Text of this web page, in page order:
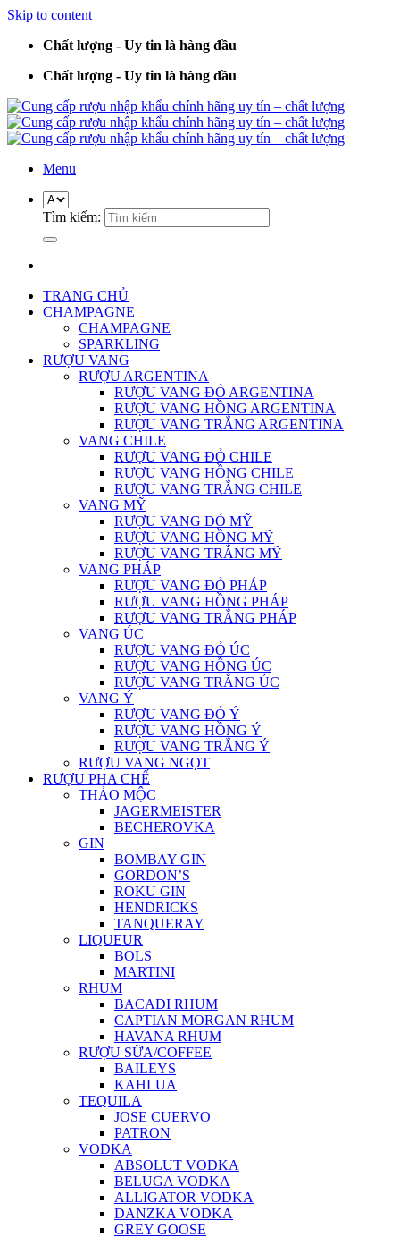
Skip to content
Chất lượng - Uy tin là hàng đầu
Chất lượng - Uy tin là hàng đầu
Menu
Tìm kiếm:
TRANG CHỦ
CHAMPAGNE
CHAMPAGNE
SPARKLING
RƯỢU VANG
RƯỢU ARGENTINA
RƯỢU VANG ĐỎ ARGENTINA
RƯỢU VANG HỒNG ARGENTINA
RƯỢU VANG TRẮNG ARGENTINA
VANG CHILE
RƯỢU VANG ĐỎ CHILE
RƯỢU VANG HỒNG CHILE
RƯỢU VANG TRẮNG CHILE
VANG MỸ
RƯỢU VANG ĐỎ MỸ
RƯỢU VANG HỒNG MỸ
RƯỢU VANG TRẮNG MỸ
VANG PHÁP
RƯỢU VANG ĐỎ PHÁP
RƯỢU VANG HỒNG PHÁP
RƯỢU VANG TRẮNG PHÁP
VANG ÚC
RƯỢU VANG ĐỎ ÚC
RƯỢU VANG HỒNG ÚC
RƯỢU VANG TRẮNG ÚC
VANG Ý
RƯỢU VANG ĐỎ Ý
RƯỢU VANG HỒNG Ý
RƯỢU VANG TRẮNG Ý
RƯỢU VANG NGỌT
RƯỢU PHA CHẾ
THẢO MỘC
JAGERMEISTER
BECHEROVKA
GIN
BOMBAY GIN
GORDON’S
ROKU GIN
HENDRICKS
TANQUERAY
LIQUEUR
BOLS
MARTINI
RHUM
BACADI RHUM
CAPTIAN MORGAN RHUM
HAVANA RHUM
RƯỢU SỮA/COFFEE
BAILEYS
KAHLUA
TEQUILA
JOSE CUERVO
PATRON
VODKA
ABSOLUT VODKA
BELUGA VODKA
ALLIGATOR VODKA
DANZKA VODKA
GREY GOOSE